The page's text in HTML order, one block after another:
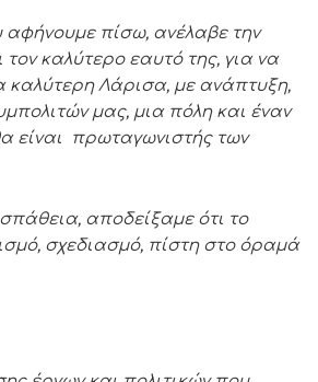
αφήνουμε πίσω, ανέλαβε την
καλύτερο εαυτό της, για να
καλύτερη Λάρισα, με ανάπτυξη,
μας, μια πόλη και έναν
είναι πρωταγωνιστής των
αποδείξαμε ότι το
σχεδιασμό, πίστη στο όραμά